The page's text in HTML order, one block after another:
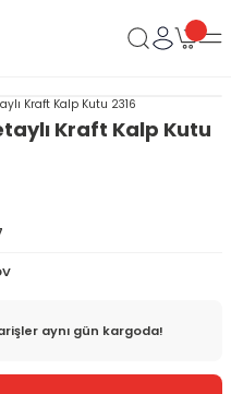
Kraft Kalp Kutu
aynı gün kargoda!